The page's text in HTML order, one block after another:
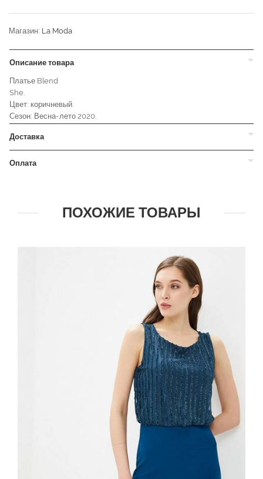
Магазин: La Moda
Описание товара
Платье Blend
She.
Цвет: коричневый.
Сезон: Весна-лето 2020.
Доставка
Оплата
ПОХОЖИЕ ТОВАРЫ